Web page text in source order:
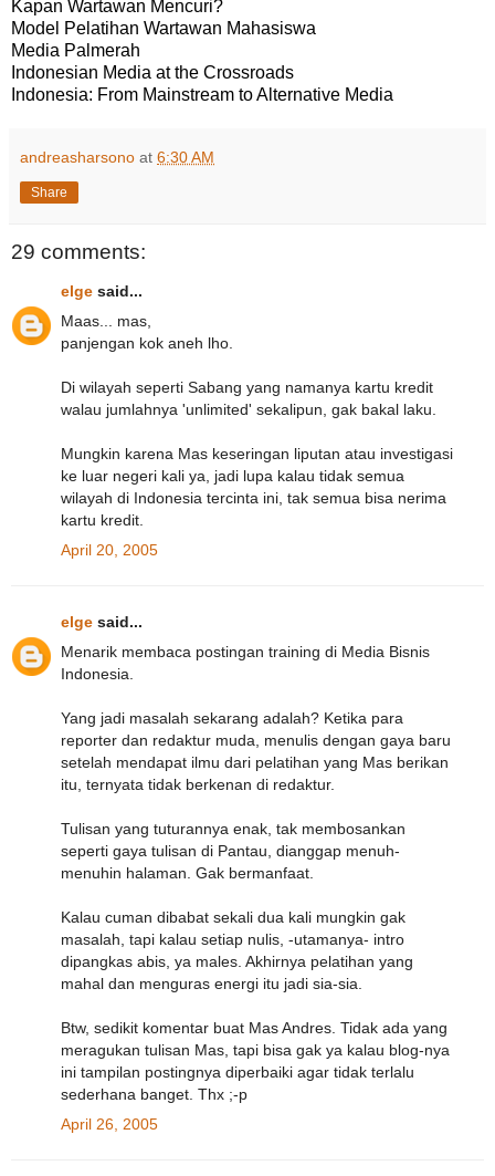
Kapan Wartawan Mencuri?
Model Pelatihan Wartawan Mahasiswa
Media Palmerah
Indonesian Media at the Crossroads
Indonesia: From Mainstream to Alternative Media
andreasharsono at 6:30 AM
Share
29 comments:
elge said...
Maas... mas,
panjengan kok aneh lho.
Di wilayah seperti Sabang yang namanya kartu kredit
walau jumlahnya 'unlimited' sekalipun, gak bakal laku.
Mungkin karena Mas keseringan liputan atau investigasi
ke luar negeri kali ya, jadi lupa kalau tidak semua
wilayah di Indonesia tercinta ini, tak semua bisa nerima
kartu kredit.
April 20, 2005
elge said...
Menarik membaca postingan training di Media Bisnis
Indonesia.
Yang jadi masalah sekarang adalah? Ketika para
reporter dan redaktur muda, menulis dengan gaya baru
setelah mendapat ilmu dari pelatihan yang Mas berikan
itu, ternyata tidak berkenan di redaktur.
Tulisan yang tuturannya enak, tak membosankan
seperti gaya tulisan di Pantau, dianggap menuh-
menuhin halaman. Gak bermanfaat.
Kalau cuman dibabat sekali dua kali mungkin gak
masalah, tapi kalau setiap nulis, -utamanya- intro
dipangkas abis, ya males. Akhirnya pelatihan yang
mahal dan menguras energi itu jadi sia-sia.
Btw, sedikit komentar buat Mas Andres. Tidak ada yang
meragukan tulisan Mas, tapi bisa gak ya kalau blog-nya
ini tampilan postingnya diperbaiki agar tidak terlalu
sederhana banget. Thx ;-p
April 26, 2005